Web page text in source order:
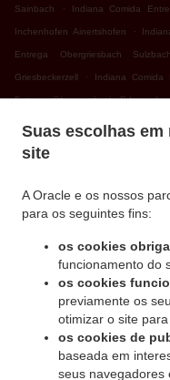
Suas escolhas
site
A Oracle e os nossos
para os seguintes fins:
os cookies
funcionamento do
os cookies
previamente os
otimizar o site
os cookies de
baseada em
seus navegadores
Sainbach . Indiana Comida
Inchenhofen Ainertshofen .
Entrega Obergriesbach Sulzbach
Griesbeckerzell . Indiana Comida
Entrega Obergriesbach Edenried .
Comida Entrega Altomünster Xyger
Indiana Comida Entrega
Entrega Altomünster Teufelsberg
Entrega Sielenbach Gollenhof
Indiana Comida Entrega Dasing
Indiana Comida Entrega Dasing
Indiana Comida Entrega Dasing
Comida Entrega Schiltberg
Indiana Comida
Schiltberg Bergen . Indiana